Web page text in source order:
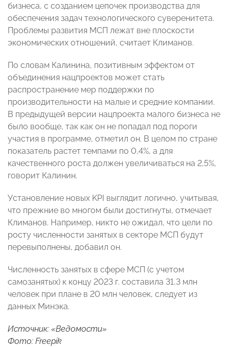
бизнеса, с созданием цепочек производства для
обеспечения задач технологического суверенитета.
Проблемы развития МСП лежат вне плоскости
экономических отношений, считает Климанов.
По словам Калинина, позитивным эффектом от
объединения нацпроектов может стать
распространение мер поддержки по
производительности на малые и средние компании.
В предыдущей версии нацпроекта малого бизнеса не
было вообще, так как он не попадал под пороги
участия в программе, отметил он. В целом по стране
показатель растет темпами по 0,4%, а для
качественного роста должен увеличиваться на 2,5%,
говорит Калинин.
Установление новых KPI выглядит логично, учитывая,
что прежние во многом были достигнуты, отмечает
Климанов. Например, никто не ожидал, что цели по
росту численности занятых в секторе МСП будут
перевыполнены, добавил он.
Численность занятых в сфере МСП (с учетом
самозанятых) к концу 2023 г. составила 31,3 млн
человек при плане в 20 млн человек, следует из
данных Минэка.
Источник: «Ведомости»
Фото: Freepik